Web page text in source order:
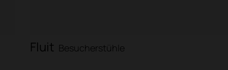
Fluit Besucherstühle